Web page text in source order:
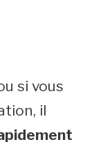
si vous
il